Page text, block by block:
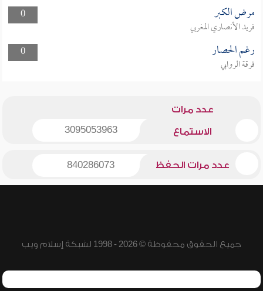
0
مرض الكبر
فريد الأنصاري المغربي
0
رغم الحصار
فرقة الروابي
عدد مرات
الاستماع 3095053963
عدد مرات الحفظ 840286073
جميع الحقوق محفوظة © 2026 - 1998 لشبكة إسلام ويب